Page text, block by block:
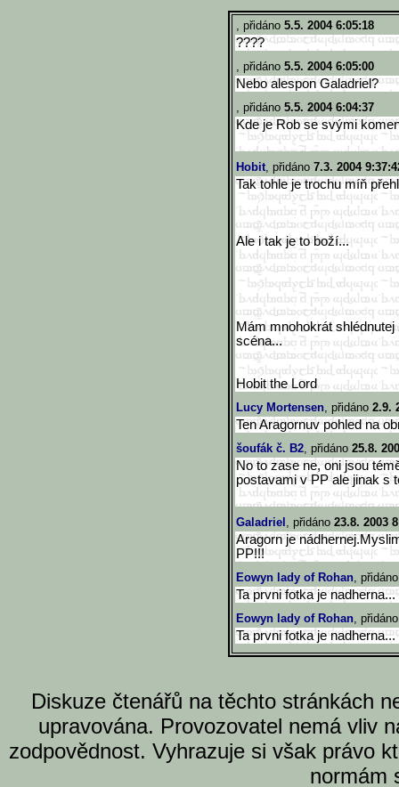
, přidáno 5.5. 2004 6:05:18
????
, přidáno 5.5. 2004 6:05:00
Nebo alespon Galadriel?
, přidáno 5.5. 2004 6:04:37
Kde je Rob se svými
Hobit, přidáno 7.3. 2004
Tak tohle je trochu míň
Ale i tak je to boží...
Mám mnohokrát
scéna...
Hobit the Lord
Lucy Mortensen, přidáno 2.9.
Ten Aragornuv pohled na
šoufák č. B2, přidáno 25.8.
No to zase ne, oni jsou
postavami v PP ale jinak s
Galadriel , přidáno 23.8. 2003
Aragorn je
PP!!!
Eowyn lady of Rohan,
Ta prvni fotka je nadherna...
Eowyn lady of Rohan,
Ta prvni fotka je nadherna...
Diskuze čtenářů na těchto stránkách
upravována. Provozovatel nemá vliv
zodpovědnost. Vyhrazuje si však právo
normám